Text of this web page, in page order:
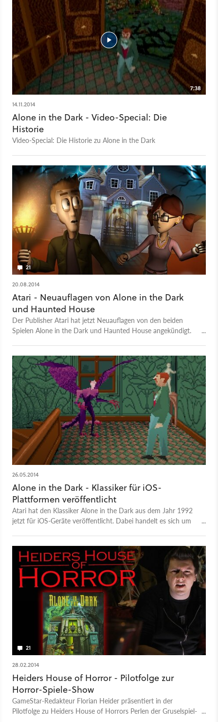
7:38
14.11.2014
Alone in the Dark - Video-Special: Die
Historie
Video-Special: Die Historie zu Alone in the Dark
21
20.08.2014
Atari - Neuauflagen von Alone in the Dark
und Haunted House
Der Publisher Atari hat jetzt Neuauflagen von den beiden
Spielen Alone in the Dark und Haunted House angekündigt.
26.05.2014
Alone in the Dark - Klassiker für iOS-
Plattformen veröffentlicht
Atari hat den Klassiker Alone in the Dark aus dem Jahr 1992
jetzt für iOS-Geräte veröffentlicht. Dabei handelt es sich um
21
28.02.2014
Heiders House of Horror - Pilotfolge zur
Horror-Spiele-Show
GameStar-Redakteur Florian Heider präsentiert in der
Pilotfolge zu Heiders House of Horrors Perlen der Gruselspiel-